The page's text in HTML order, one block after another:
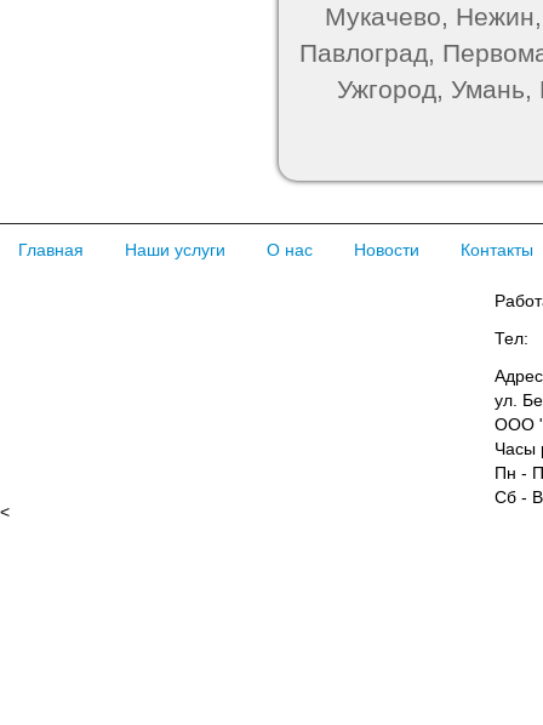
Мукачево,
Павлоград,
Ужгород, Умань,
Главная Наши услуги О нас Новости Контакты
<
Тел:
ул.
ООО
Часы
Пн -
Сб -